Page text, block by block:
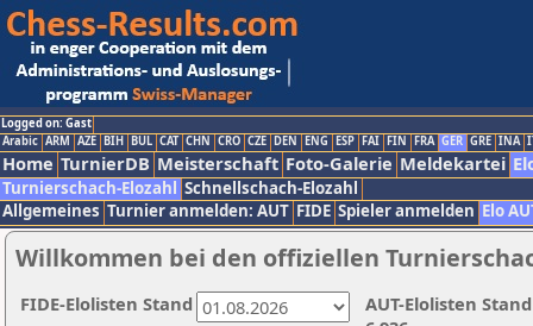
Logged on: Gast
Arabic ARM AZE BIH BUL CAT CHN CRO CZE DEN ENG ESP FAI FIN FRA GER GRE INA
Home TurnierDB Meisterschaft Foto-Galerie Meldekartei
Turnierschach-Elozahl Schnellschach-Elozahl
Allgemeines Turnier anmelden: AUT FIDE Spieler anmelden Elo
Willkommen bei den offiziellen
AUT-Elolisten
FIDE-Elolisten Stand